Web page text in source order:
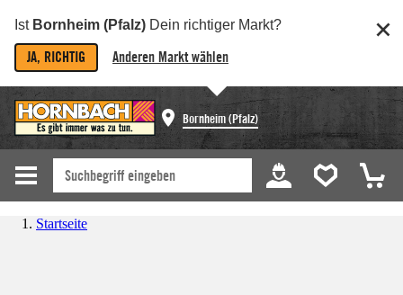
Ist Bornheim (Pfalz) Dein richtiger Markt?
JA, RICHTIG Anderen Markt wählen
Bornheim (Pfalz)
Startseite